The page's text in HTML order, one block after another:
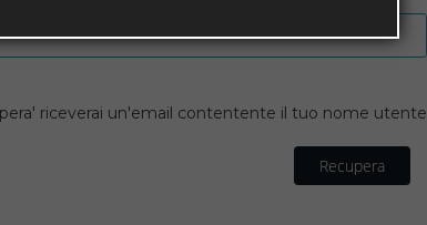
riceverai un'email contentente il tuo nome utente
Recupera